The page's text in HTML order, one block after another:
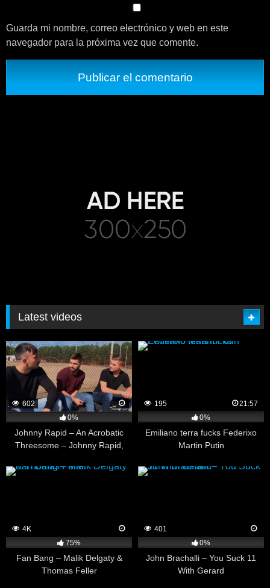
Guarda mi nombre, correo electrónico y web en este
navegador para la próxima vez que comente.
Latest videos
602
0%
Johnny Rapid – An Acrobatic
Threesome – Johnny Rapid,
195
21:57
0%
Emiliano terra fucks Federixo
Martin Putin
4K
75%
Fan Bang – Malik Delgaty &
Thomas Feller
401
0%
John Brachalli – You Suck 11
With Gerard